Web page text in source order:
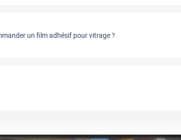
un film adhésif pour vitrage ?